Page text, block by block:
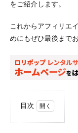
をご紹介します。
これからアフィリエ
めにもぜひ最後まで
目次